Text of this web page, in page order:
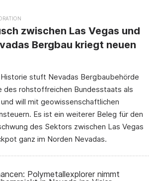
zwischen Las Vegas und
Bergbau kriegt neuen
stuft Nevadas Bergbaubehörde
des rohstoffreichen Bundesstaats als
will mit geowissenschaftlichen
Es ist ein weiterer Beleg für den
des Sektors zwischen Las Vegas
ganz im Norden Nevadas.